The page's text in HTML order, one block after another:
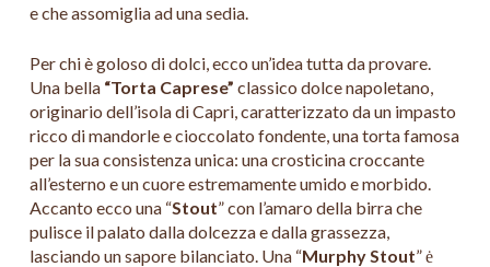
e che assomiglia ad una sedia.
Per chi è goloso di dolci, ecco un’idea tutta da provare.
Una bella “Torta Caprese” classico dolce napoletano,
originario dell’isola di Capri, caratterizzato da un impasto
ricco di mandorle e cioccolato fondente, una torta famosa
per la sua consistenza unica: una crosticina croccante
all’esterno e un cuore estremamente umido e morbido.
Accanto ecco una “Stout” con l’amaro della birra che
pulisce il palato dalla dolcezza e dalla grassezza,
lasciando un sapore bilanciato. Una “Murphy Stout” ė